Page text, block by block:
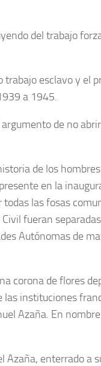
del trabajo
esclavo y el
a 1945.
de no
de los
en la
las fosas
fueran
Autónomas de
corona de flores
instituciones
Azaña. En
enterrado a